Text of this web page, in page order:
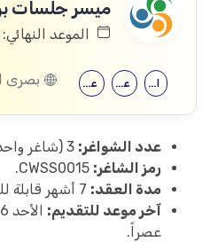
الموعد النهائي: 21/08/2026
علم اجتماع علم النفس الحقوق
عدد الشواغر:
رمز الشاغر:
مدة العقد:
آخر موعد للتقديم:
عصراً.